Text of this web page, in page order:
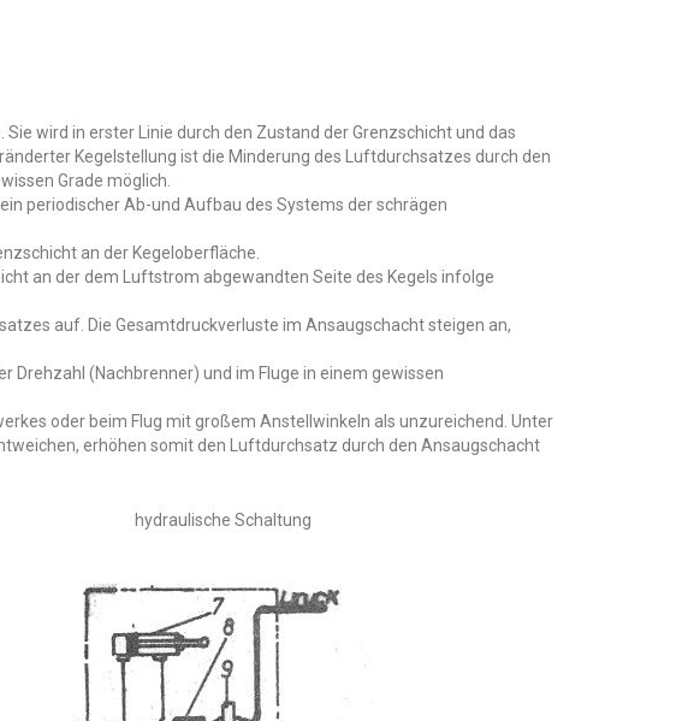
wird in erster Linie durch den Zustand der Grenzschicht und das
Kegelstellung ist die Minderung des Luftdurchsatzes durch den
Grade möglich.
periodischer Ab-und Aufbau des Systems der schrägen
an der Kegeloberfläche.
an der dem Luftstrom abgewandten Seite des Kegels infolge
auf. Die Gesamtdruckverluste im Ansaugschacht steigen an,
(Nachbrenner) und im Fluge in einem gewissen
oder beim Flug mit großem Anstellwinkeln als unzureichend. Unter
erhöhen somit den Luftdurchsatz durch den Ansaugschacht
hydraulische Schaltung